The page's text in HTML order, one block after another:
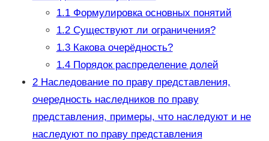
1.1Формулировка основных понятий
1.2Существуют ли ограничения?
1.3Какова очерёдность?
1.4Порядок распределение долей
2Наследование по праву представления,
очередность наследников по праву
представления, примеры, что наследуют и не
наследуют по праву представления